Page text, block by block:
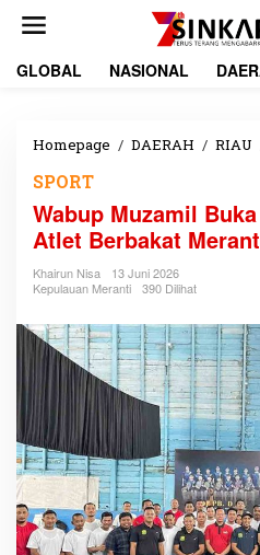
GLOBAL NASIONAL
Homepage / DAERAH / RIAU
SPORT
Wabup Muzamil
Atlet Berbakat
Khairun Nisa
13 Juni 2026
Kepulauan Meranti
390 Dilihat